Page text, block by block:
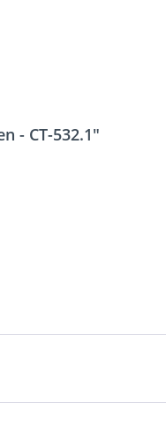
- CT-532.1"